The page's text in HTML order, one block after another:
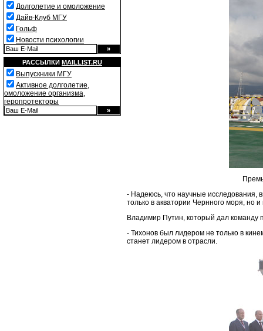
Долголетие и омоложение
Дайв-Клуб МГУ
Гольф
Новости психологии
РАССЫЛКИ MAILLIST.RU
Выпускники МГУ
Активное долголетие,
омоложение организма,
геропротекторы
- Надеюсь, что научные исследования,
только в акватории Чернного моря, но и
Владимир Путин, который дал команду
- Тихонов был лидером не только в
станет лидером в отрасли.